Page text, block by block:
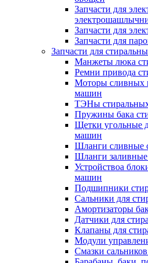
Запчасти для
Запчасти для
Запчасти для
Запчасти для
Манжеты люка
Ремни привода
Моторы сливных
машин
ТЭНы
Пружины бака
Щетки угольные
машин
Шланги сливные
Шланги
Устройствоа
машин
Подшипники
Сальники для
Амортизаторы
Датчики для
Клапаны для
Модули
Смазки